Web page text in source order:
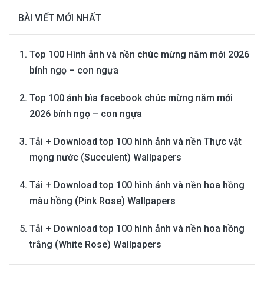
BÀI VIẾT MỚI NHẤT
Top 100 Hình ảnh và nền chúc mừng năm mới 2026
bính ngọ – con ngựa
Top 100 ảnh bìa facebook chúc mừng năm mới
2026 bính ngọ – con ngựa
Tải + Download top 100 hình ảnh và nền Thực vật
mọng nước (Succulent) Wallpapers
Tải + Download top 100 hình ảnh và nền hoa hồng
màu hồng (Pink Rose) Wallpapers
Tải + Download top 100 hình ảnh và nền hoa hồng
trắng (White Rose) Wallpapers